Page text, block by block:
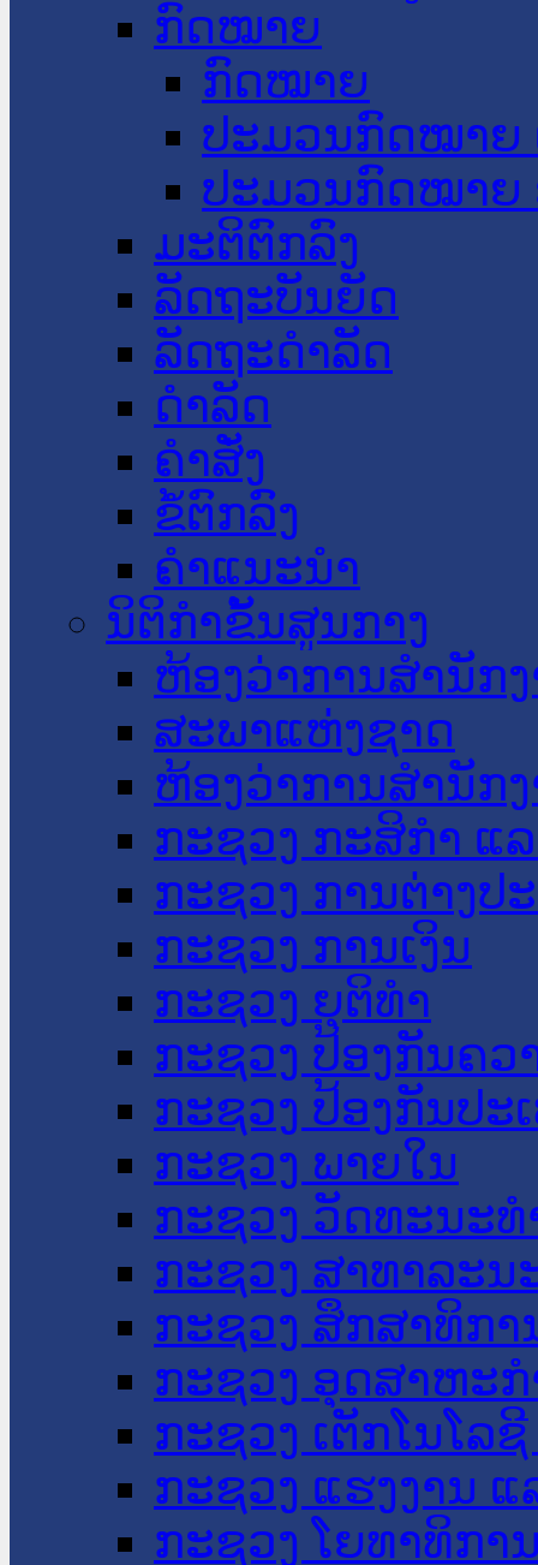
ກົດໝາຍ
ກົດໝາຍ
ປະມວນກົດໝາຍ
ປະມວນກົດໝາຍ
ມະຕິຕົກລົງ
ລັດຖະບັນຍັດ
ລັດຖະດໍາລັດ
ດໍາລັດ
ຄໍາສັ່ງ
ຂໍ້ຕົກລົງ
ຄໍາແນະນໍາ
ນິຕິກໍາຂັ້ນສູນກາງ
ຫ້ອງວ່າການສໍານັກ
ສະພາແຫ່ງຊາດ
ຫ້ອງວ່າການສຳນັກ
ກະຊວງ ກະສິກຳ ແ
ກະຊວງ ການຕ່າງປ
ກະຊວງ ການເງິນ
ກະຊວງ ຍຸຕິທໍາ
ກະຊວງ ປ້ອງກັນຄວ
ກະຊວງ ປ້ອງກັນປະ
ກະຊວງ ພາຍໃນ
ກະຊວງ ວັດທະນະ
ກະຊວງ ສາທາລະນ
ກະຊວງ ສຶກສາທິກາ
ກະຊວງ ອຸດສາຫະ
ກະຊວງ ເຕັກໂນໂລ
ກະຊວງ ແຮງງານ
ກະຊວງ ໂຍທາທິກາ